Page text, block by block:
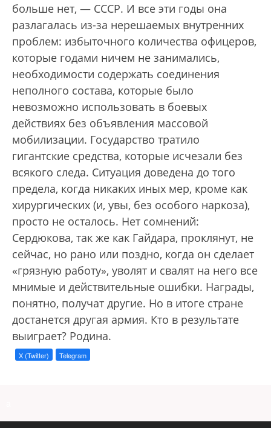
больше нет, — СССР. И все эти годы она
разлагалась из-за нерешаемых внутренних
проблем: избыточного количества офицеров,
которые годами ничем не занимались,
необходимости содержать соединения
неполного состава, которые было
невозможно использовать в боевых
действиях без объявления массовой
мобилизации. Государство тратило
гигантские средства, которые исчезали без
всякого следа. Ситуация доведена до того
предела, когда никаких иных мер, кроме как
хирургических (и, увы, без особого наркоза),
просто не осталось. Нет сомнений:
Сердюкова, так же как Гайдара, проклянут, не
сейчас, но рано или поздно, когда он сделает
«грязную работу», уволят и свалят на него все
мнимые и действительные ошибки. Награды,
понятно, получат другие. Но в итоге стране
достанется другая армия. Кто в результате
выиграет? Родина.
X (Twitter) Telegram